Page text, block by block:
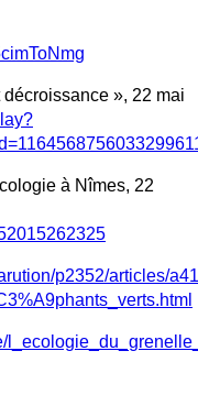
», 22 mai
à Nîmes, 22
p2352/articles/